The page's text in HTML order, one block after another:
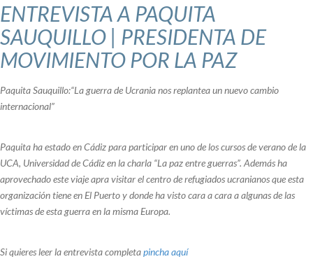
ENTREVISTA A PAQUITA
SAUQUILLO | PRESIDENTA DE
MOVIMIENTO POR LA PAZ
Paquita Sauquillo:“La guerra de Ucrania nos replantea un nuevo cambio
internacional”
Paquita ha estado en Cádiz para participar en uno de los cursos de verano de la
UCA, Universidad de Cádiz en la charla “La paz entre guerras”. Además ha
aprovechado este viaje apra visitar el centro de refugiados ucranianos que esta
organización tiene en El Puerto y donde ha visto cara a cara a algunas de las
víctimas de esta guerra en la misma Europa.
Si quieres leer la entrevista completapincha aquí